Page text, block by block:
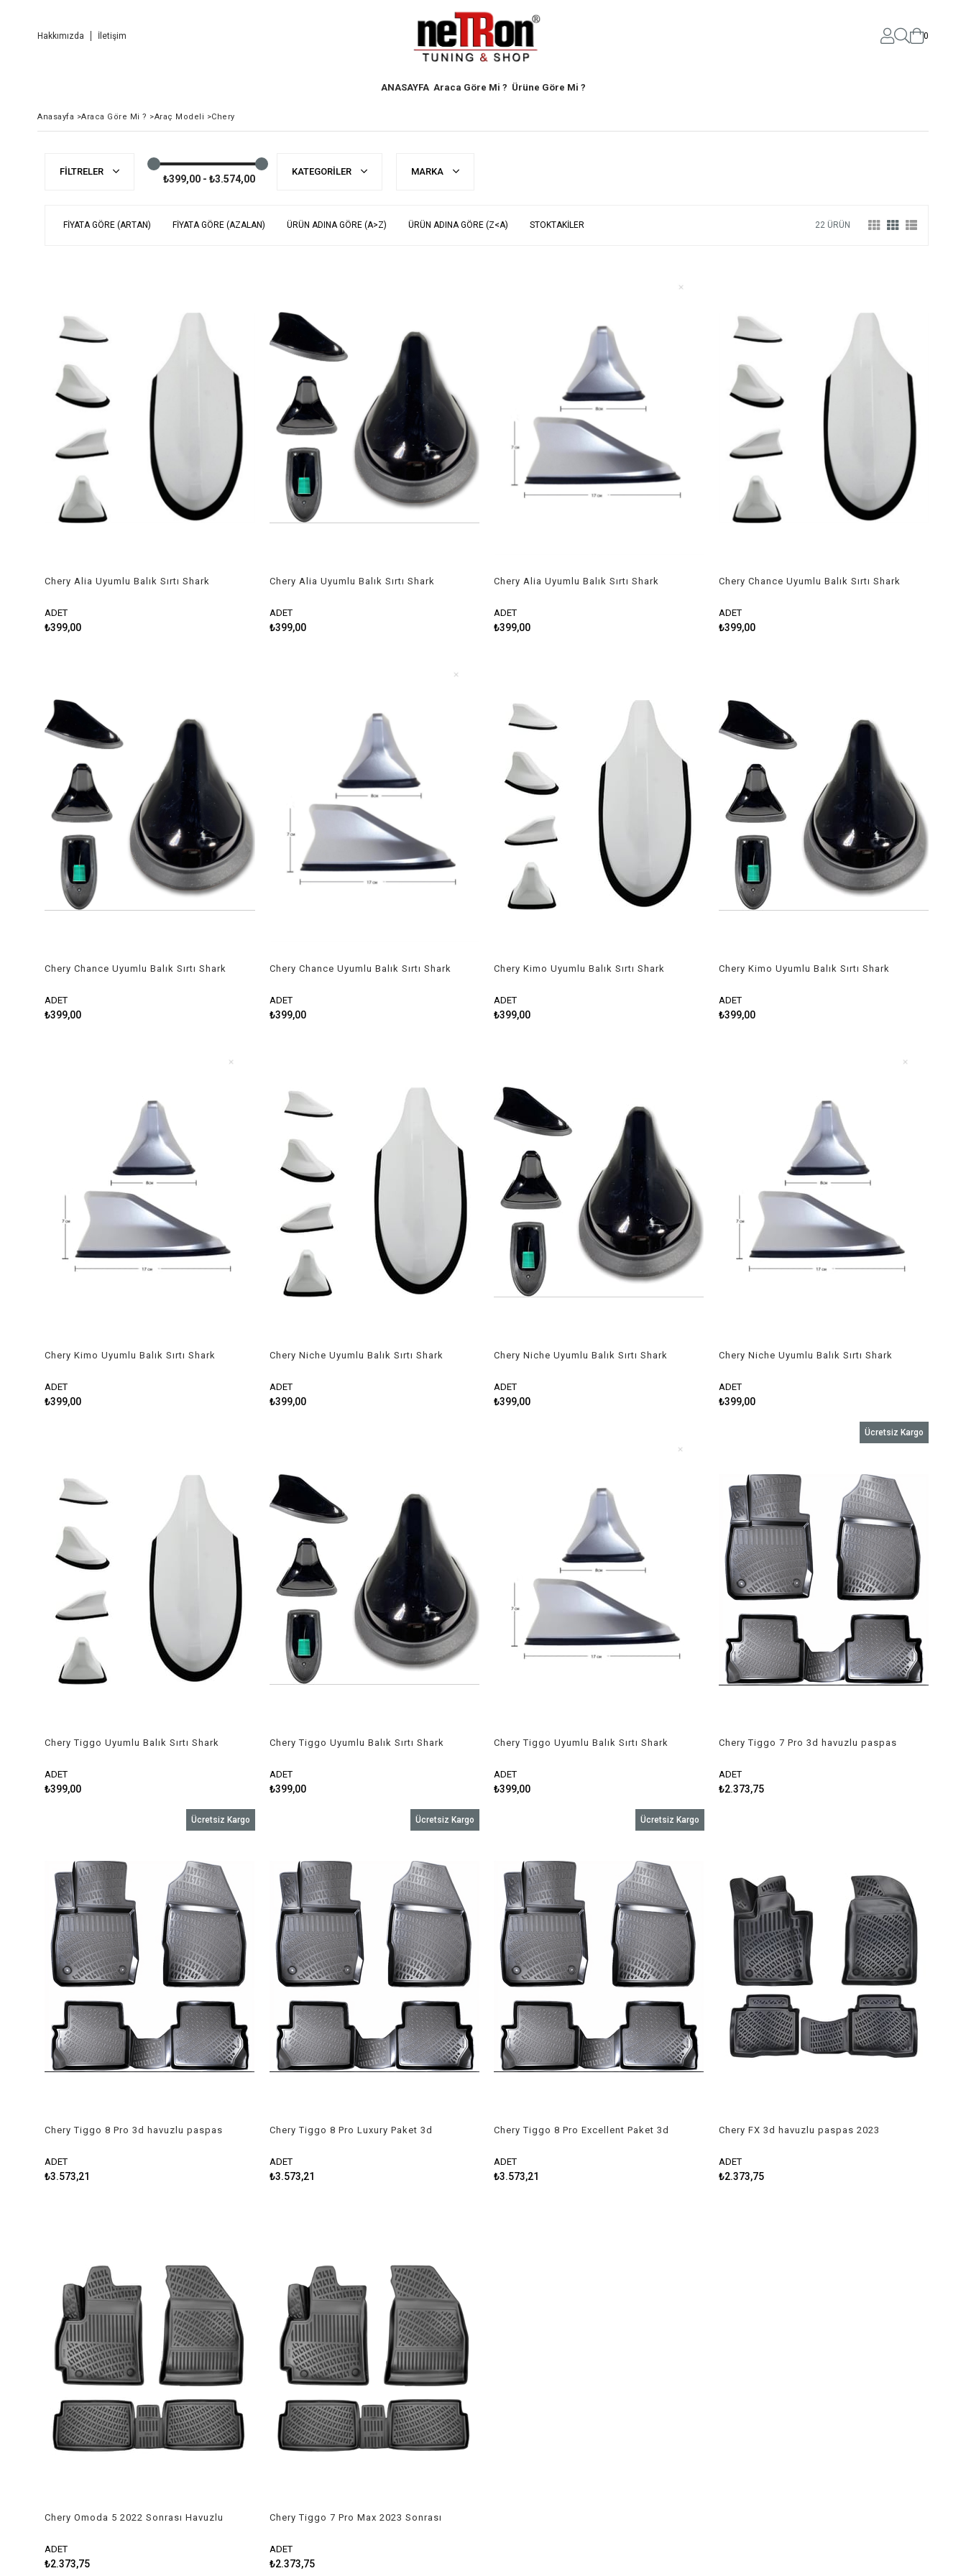
Hakkımızda İletişim 0
ANASAYFA Araca Göre Mi ? Ürüne Göre Mi ?
Anasayfa >Araca Göre Mi ? >Araç Modeli >Chery
FILTRELER
₺399,00 - ₺3.574,00
KATEGORILER MARKA
FIYATA GÖRE (ARTAN) FIYATA GÖRE (AZALAN) ÜRÜN ADINA GÖRE (A>Z) ÜRÜN ADINA GÖRE (Z<A) STOKTAKILER 22 ÜRÜN
Chery Alia Uyumlu Balık Sırtı Shark
ADET
₺399,00
Chery Alia Uyumlu Balık Sırtı Shark
ADET
₺399,00
Chery Alia Uyumlu Balık Sırtı Shark
ADET
₺399,00
Chery Chance Uyumlu Balık Sırtı Shark
ADET
₺399,00
Chery Chance Uyumlu Balık Sırtı Shark
ADET
₺399,00
Chery Chance Uyumlu Balık Sırtı Shark
ADET
₺399,00
Chery Kimo Uyumlu Balık Sırtı Shark
ADET
₺399,00
Chery Kimo Uyumlu Balık Sırtı Shark
ADET
₺399,00
Chery Kimo Uyumlu Balık Sırtı Shark
ADET
₺399,00
Chery Niche Uyumlu Balık Sırtı Shark
ADET
₺399,00
Chery Niche Uyumlu Balık Sırtı Shark
ADET
₺399,00
Chery Niche Uyumlu Balık Sırtı Shark
ADET
₺399,00
Chery Tiggo Uyumlu Balık Sırtı Shark
ADET
₺399,00
Chery Tiggo Uyumlu Balık Sırtı Shark
ADET
₺399,00
Chery Tiggo Uyumlu Balık Sırtı Shark
ADET
₺399,00
Chery Tiggo 7 Pro 3d havuzlu paspas
ADET
₺2.373,75
Ücretsiz Kargo
Chery Tiggo 8 Pro 3d havuzlu paspas
ADET
₺3.573,21
Ücretsiz Kargo
Chery Tiggo 8 Pro Luxury Paket 3d
ADET
₺3.573,21
Ücretsiz Kargo
Chery Tiggo 8 Pro Excellent Paket 3d
ADET
₺3.573,21
Ücretsiz Kargo
Chery FX 3d havuzlu paspas 2023
ADET
₺2.373,75
Chery Omoda 5 2022 Sonrası Havuzlu
ADET
₺2.373,75
Chery Tiggo 7 Pro Max 2023 Sonrası
ADET
₺2.373,75